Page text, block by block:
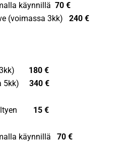
käynnillä 70 €
(voimassa 3kk) 240 €
3kk) 180 €
5kk) 340 €
15 €
käynnillä 70 €